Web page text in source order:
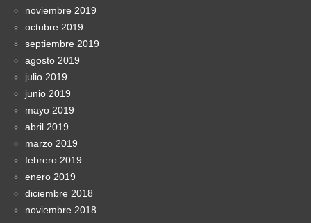
noviembre 2019
octubre 2019
septiembre 2019
agosto 2019
julio 2019
junio 2019
mayo 2019
abril 2019
marzo 2019
febrero 2019
enero 2019
diciembre 2018
noviembre 2018